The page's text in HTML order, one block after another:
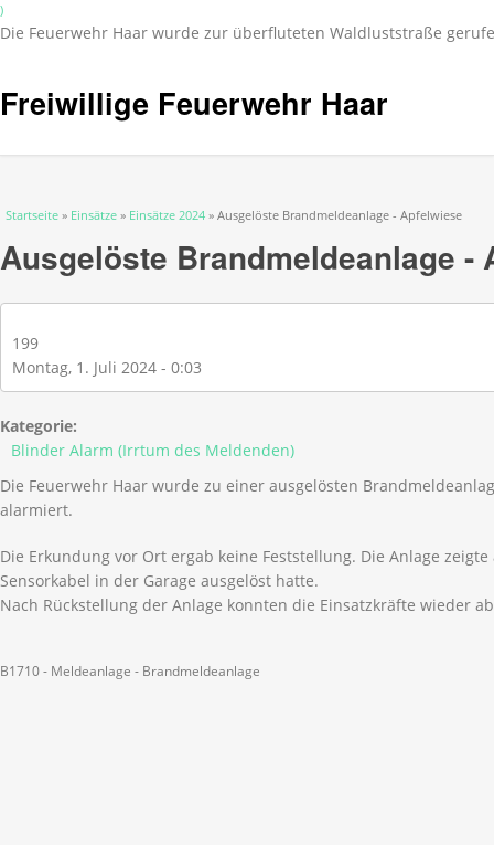
)
Die Feuerwehr Haar wurde zur überfluteten Waldluststraße
Freiwillige Feuerwehr Haar
Sie sind hier
Startseite » Einsätze » Einsätze 2024 » Ausgelöste Brandmeldeanlage - Apfelwiese
Ausgelöste Brandmeldeanlage -
199
Montag, 1. Juli 2024 - 0:03
Kategorie:
Blinder Alarm (Irrtum des Meldenden)
Die Feuerwehr Haar wurde zu einer ausgelösten
alarmiert.
Die Erkundung vor Ort ergab keine Feststellung. Die Anlage
Sensorkabel in der Garage ausgelöst hatte.
Nach Rückstellung der Anlage konnten die Einsatzkräfte wieder
B1710 - Meldeanlage - Brandmeldeanlage